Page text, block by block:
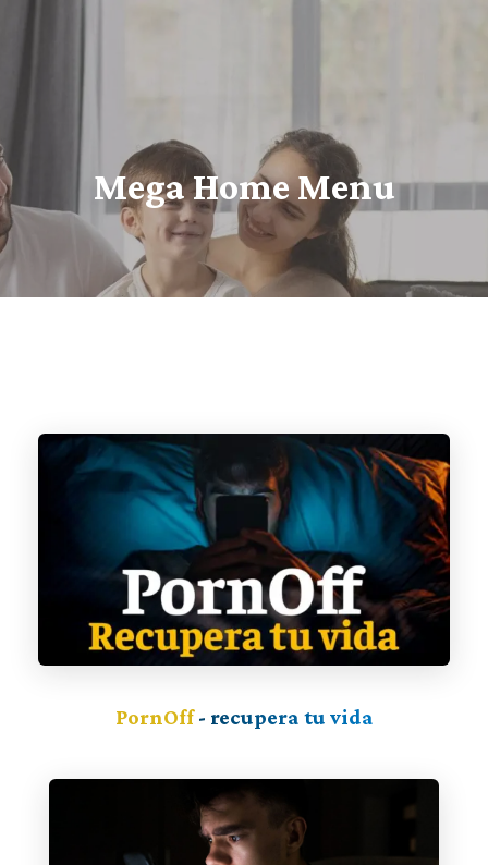
Mega Home Menu
PornOff- recupera tu vida